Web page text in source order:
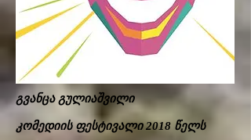
გვანცა გულიაშვილი
კომედიის ფესტივალი 2018 წელს